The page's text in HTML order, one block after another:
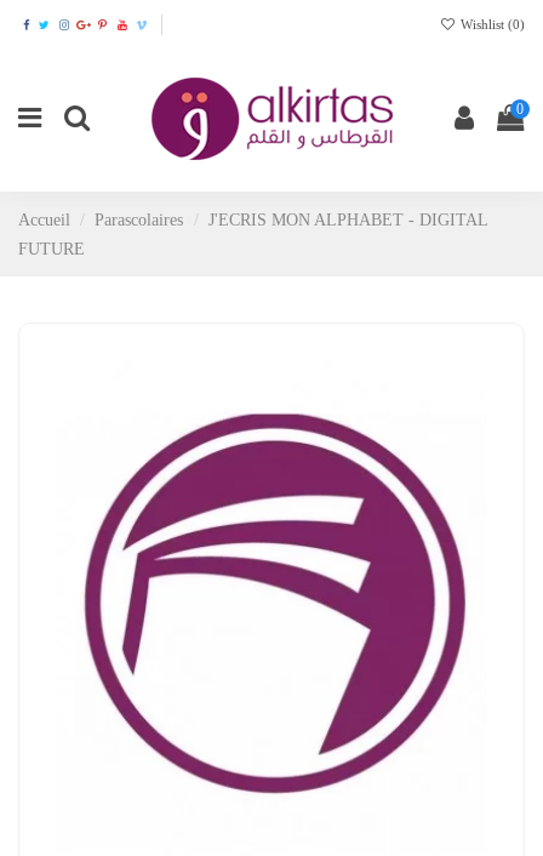
Wishlist (0)
0
Accueil Parascolaires
J'ECRIS MON ALPHABET - DIGITAL
FUTURE